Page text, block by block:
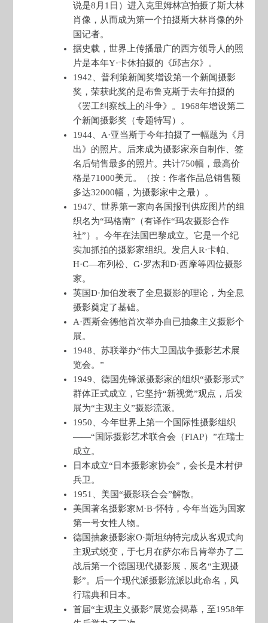
说是8月1日）进入克里姆林宫拍摄了斯大林
肖像，从而成为第一个拍摄斯大林肖像的外
国记者。
据史载，世界上传播最广的西方领导人的照
片是本年Y·卡休拍摄的《邱吉尔》。
1942、普利策新闻奖增设第一个新闻摄影
奖，荣获此奖的是布鲁克斯于去年拍摄的
《罢工纠察线上的斗争》。1968年增设第二
个新闻摄影奖（专题特写）。
1944、A·亚当斯于今年拍摄了一幅题为《月
出》的照片。后来成为摄影家亲自制作、签
名后销售最多的照片。共计750幅，最高价
格是71000美元。（按：作者作品总销售额
多达32000幅，为摄影家中之最）。
1947、世界第一家向各国报刊供应图片的组
织名为“玛格南”（有译作“玛农摄影合作
社”）。今年在法国巴黎成立。它是一个纪
实加抓拍的摄影家组织。发启人R·卡帕、
H·C—布列松、G·罗杰和D·西摩等四位摄影
家。
英国D·加伯发表了全息摄影的理论，为全息
摄影奠定了基础。
A·西斯金德他首次举办自已抽象主义摄影个
展。
1948、苏联举办“伟大卫国战争摄影艺术展
览会。”
1949、德国先锋派摄影家的组织“摄影形式”
群体正式成立，它坚持“新视觉”观点，后发
展为“主观主义”摄影流派。
1950、今年世界上第一个国际性摄影组织
——“国际摄影艺术联合会（FIAP）”在瑞士
成立。
日本成立“日本摄影家协会”，会长是木村伊
兵卫。
1951、美国“摄影联合会”解散。
美国著名摄影家M·B·怀特，今年当选为国家
第一号女性人物。
德国抽象摄影家O·斯坦纳特完成从客观式向
主观式蜕变，于七月在萨尔布吕肯举办了二
战后第一个德国现代摄影展，展名“主观摄
影”。后一个现代派摄影流派以此命名，风
行瑞典和日本。
首届“主观主义摄影”展览会揭幕，至1958年